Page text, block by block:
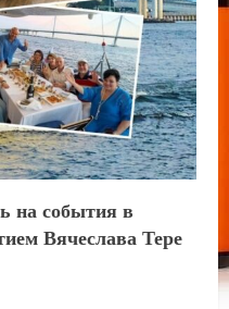
на события в
Вячеслава Тере